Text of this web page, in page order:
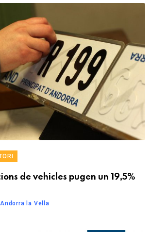
de vehicles pugen un 19,5%
Andorra la Vella